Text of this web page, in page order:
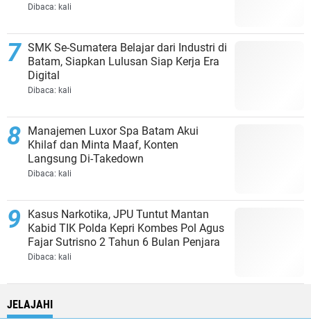
Dibaca: kali
SMK Se-Sumatera Belajar dari Industri di
Batam, Siapkan Lulusan Siap Kerja Era
Digital
Dibaca: kali
Manajemen Luxor Spa Batam Akui
Khilaf dan Minta Maaf, Konten
Langsung Di-Takedown
Dibaca: kali
Kasus Narkotika, JPU Tuntut Mantan
Kabid TIK Polda Kepri Kombes Pol Agus
Fajar Sutrisno 2 Tahun 6 Bulan Penjara
Dibaca: kali
JELAJAHI